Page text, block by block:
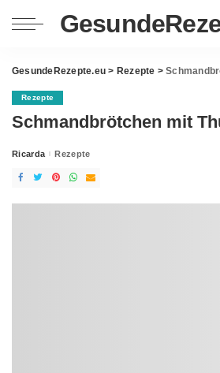
GesundeRezepte.eu > Rezepte >
Rezepte
Schmandbrötchen mit
Posted
Ricarda Rezepte